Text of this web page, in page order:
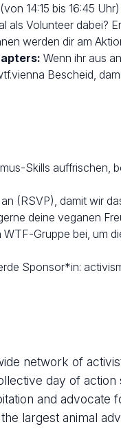
14:15 bis 16:45 Uhr)
als Volunteer dabei?
werden dir am
Wenn ihr aus
Bescheid,
Skills auffrischen,
(RSVP), damit wir
deine veganen
WTF-Gruppe bei, um
Sponsor*in:
network of
day of
and advocate
largest animal